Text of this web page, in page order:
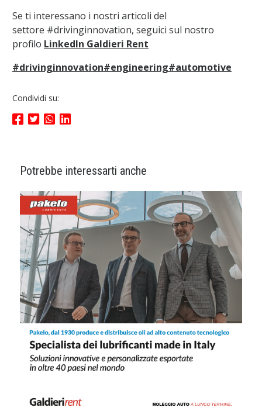
Se ti interessano i nostri articoli del
settore #drivinginnovation, seguici sul nostro
profilo LinkedIn Galdieri Rent
#drivinginnovation#engineering#automotive
Condividi su:
Potrebbe interessarti anche